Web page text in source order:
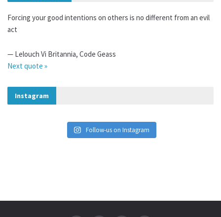
Vidéo Récapitulative [Vlog]
Forcing your good intentions on others is no different from an evil
act
— Lelouch Vi Britannia, Code Geass
Next quote »
Instagram
Follow-us on Instagram